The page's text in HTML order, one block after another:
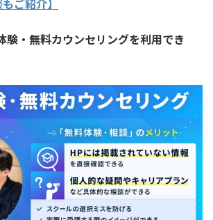
ご紹介】
験・無料カウンセリングを利用でき